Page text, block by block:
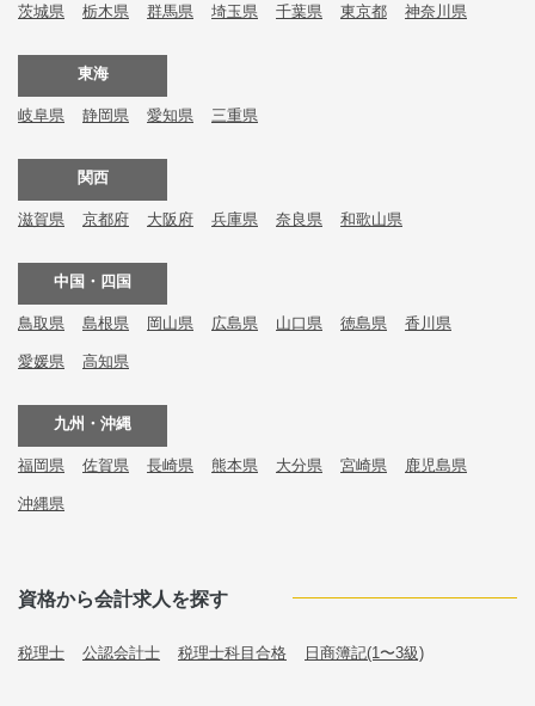
茨城県 栃木県 群馬県 埼玉県 千葉県 東京都 神奈川県
東海
岐阜県 静岡県 愛知県 三重県
関西
滋賀県 京都府 大阪府 兵庫県 奈良県 和歌山県
中国・四国
鳥取県 島根県 岡山県 広島県 山口県 徳島県 香川県
愛媛県 高知県
九州・沖縄
福岡県 佐賀県 長崎県 熊本県 大分県 宮崎県 鹿児島県
沖縄県
資格から会計求人を探す
税理士 公認会計士 税理士科目合格 日商簿記(1〜3級)